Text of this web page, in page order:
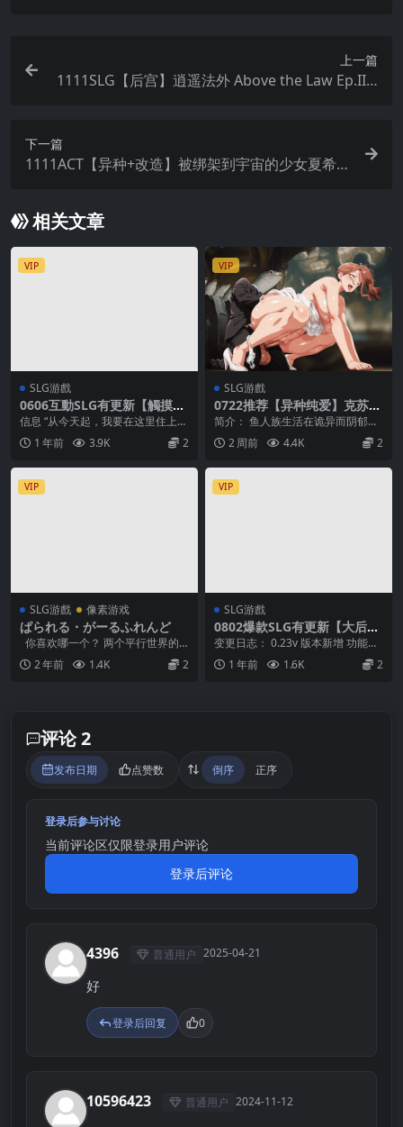
上一篇
1111SLG【后宫】逍遥法外 Above the Law Ep.II 1
下一篇
1111ACT【异种+改造】被绑架到宇宙的少女夏希
ション 全CG
相关文章
VIP
SLG游戲
0606互動SLG有更新【觸摸】
困倦的羁绊 眠い絆 V1.2 官方
中文版 [FM/2.4G/百度微云]
[複製鏈接]
信息 “从今天起，我要在这里住上一
周。 会发生些什么呢，还真有点期
待啊。” 那么...
1 年前 3.9K 2
VIP
SLG游戲
0722推荐【异种纯爱】克苏鲁
| 深海新郎 序章 Love Craft |
Deep Sea Groom【官中无
码】
简介： 鱼人族生活在诡异而阴郁的
L次元。 整个种族全为男性，他们
通过入侵其他次元...
2 周前 4.4K 2
VIP
SLG游戲 像素游戏
ぱられる・がーるふれんど
你喜欢哪一个？ 两个平行世界的
她？ 贵族学校的她和青梅竹马的
她。 ...
2 年前 1.4K 2
VIP
SLG游戲
0802爆款SLG有更新【大后
宫】高中时代 High School D
ays-v0.23【中文汉化】
变更日志： 0.23v 版本新增 功能：
主角可以利用自己在不被女友发现
的情况下带...
1 年前 1.6K 2
评论 2
发布日期 点赞数 倒序 正序
登录后参与讨论
当前评论区仅限登录用户评论
登录后评论
4 4396 普通用户 2025-04-21
好
登录后回复 0
1 10596423 普通用户 2024-11-12